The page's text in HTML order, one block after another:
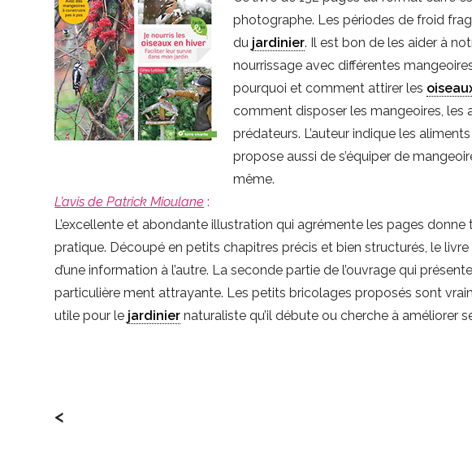
photographe. Les périodes de froid
du jardinier. Il est bon de les aider à
nourrissage avec différentes
pourquoi et comment attirer les
comment disposer les mangeoires, les
prédateurs. L’auteur indique les
propose aussi de s’équiper de
même.
L’avis de Patrick Mioulane :
L’excellente et abondante illustration qui agrémente les pages
pratique. Découpé en petits chapitres précis et bien structurés, le
d’une information à l’autre. La seconde partie de l’ouvrage qui
particulière ment attrayante. Les petits bricolages proposés sont
utile pour le jardinier naturaliste qu’il débute ou cherche à améliorer
<